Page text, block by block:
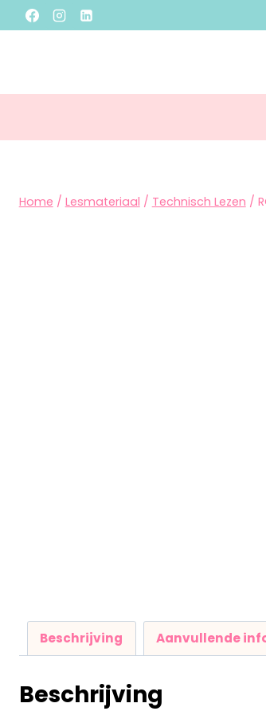
Home / Lesmateriaal / Technisch Lezen /
Beschrijving Aanvullende
Beschrijving